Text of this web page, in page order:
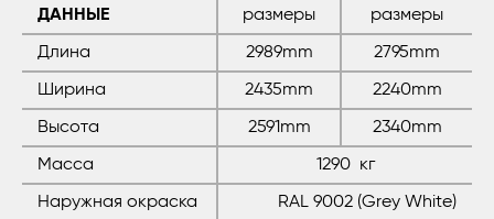
ДАННЫЕ
размеры
размеры
Длина 2989mm 2795mm
Ширина 2435mm 2240mm
Высота 2591mm 2340mm
Масса 1290 кг
Наружная окраска RAL 9002 (Grey White)